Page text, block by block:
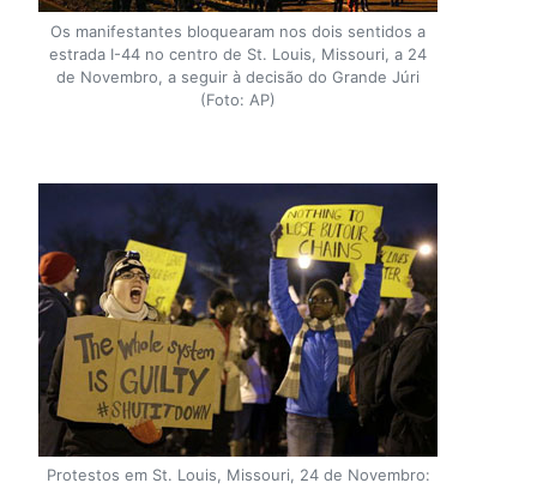
Os manifestantes bloquearam nos dois sentidos a
estrada I-44 no centro de St. Louis, Missouri, a 24
de Novembro, a seguir à decisão do Grande Júri
(Foto: AP)
Protestos em St. Louis, Missouri, 24 de Novembro: